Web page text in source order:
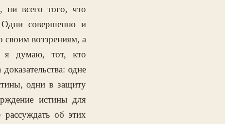
ни всего того, что
Одни совершенно и
своим воззрениям, а
я думаю, тот, кто
одне
одни в защиту
истины для
об этих